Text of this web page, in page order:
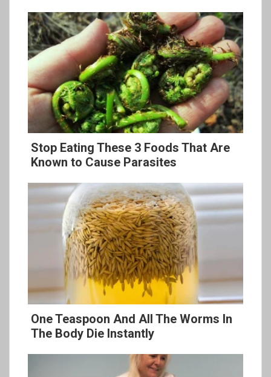
Stop Eating These 3 Foods That Are
Known to Cause Parasites
One Teaspoon And All The Worms In
The Body Die Instantly